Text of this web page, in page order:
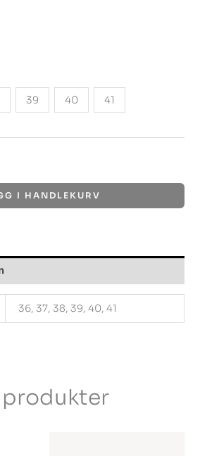
39 40 41
I HANDLEKURV
36, 37, 38, 39, 40, 41